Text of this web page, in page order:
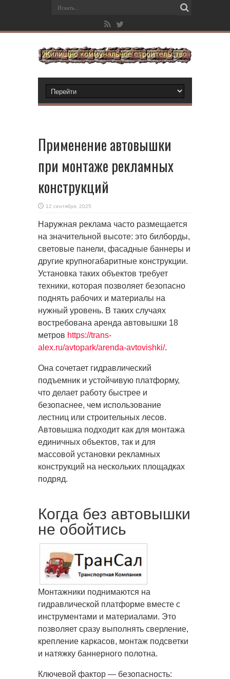
Применение автовышки
при монтаже рекламных
конструкций
12 сентября, 2025
Наружная реклама часто размещается
на значительной высоте: это билборды,
световые панели, фасадные баннеры и
другие крупногабаритные конструкции.
Установка таких объектов требует
техники, которая позволяет безопасно
поднять рабочих и материалы на
нужный уровень. В таких случаях
востребована аренда автовышки 18
метров https://trans-
alex.ru/avtopark/arenda-avtovishki/.
Она сочетает гидравлический
подъемник и устойчивую платформу,
что делает работу быстрее и
безопаснее, чем использование
лестниц или строительных лесов.
Автовышка подходит как для монтажа
единичных объектов, так и для
массовой установки рекламных
конструкций на нескольких площадках
подряд.
Когда без автовышки
не обойтись
Монтажники поднимаются на
гидравлической платформе вместе с
инструментами и материалами. Это
позволяет сразу выполнять сверление,
крепление каркасов, монтаж подсветки
и натяжку баннерного полотна.
Ключевой фактор — безопасность: